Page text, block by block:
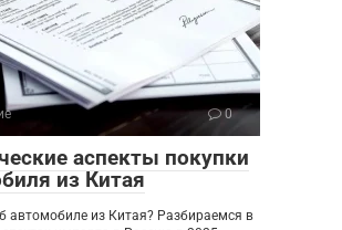
0
аспекты покупки
из Китая
автомобиле из Китая? Разбираемся в